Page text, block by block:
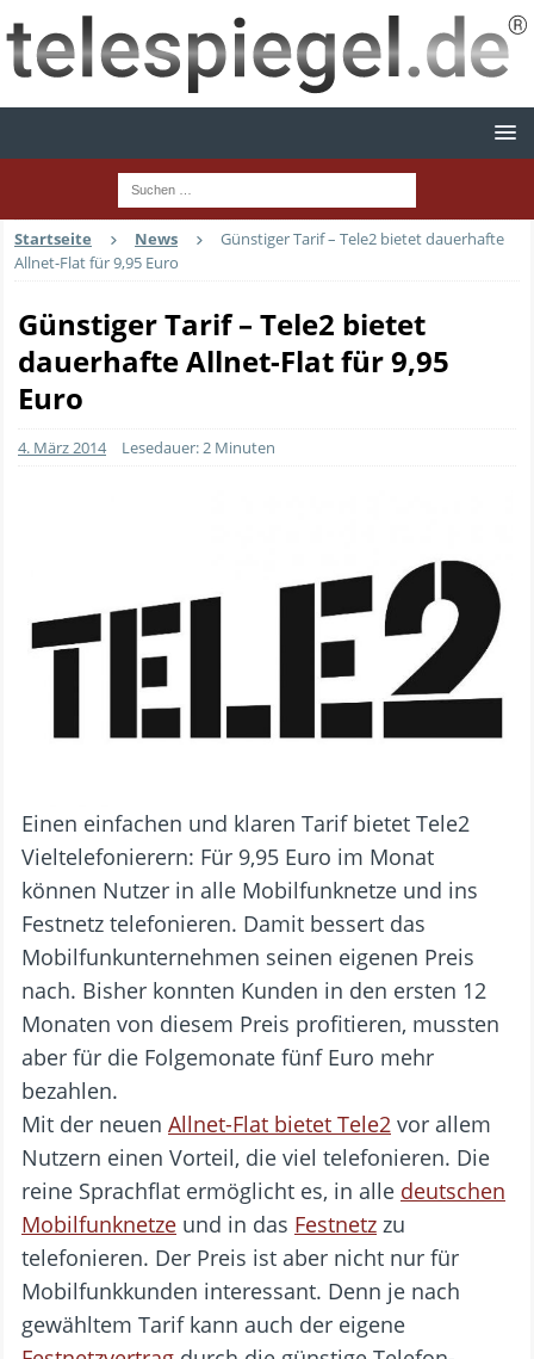
Startseite News
Günstiger Tarif – Tele2 bietet dauerhafte
Allnet-Flat für 9,95 Euro
Günstiger Tarif – Tele2 bietet
dauerhafte Allnet-Flat für 9,95
Euro
4. März 2014 Lesedauer: 2 Minuten
Einen einfachen und klaren Tarif bietet Tele2
Vieltelefonierern: Für 9,95 Euro im Monat
können Nutzer in alle Mobilfunknetze und ins
Festnetz telefonieren. Damit bessert das
Mobilfunkunternehmen seinen eigenen Preis
nach. Bisher konnten Kunden in den ersten 12
Monaten von diesem Preis profitieren, mussten
aber für die Folgemonate fünf Euro mehr
bezahlen.
Mit der neuen Allnet-Flat bietet Tele2 vor allem
Nutzern einen Vorteil, die viel telefonieren. Die
reine Sprachflat ermöglicht es, in alle deutschen
Mobilfunknetze und in das Festnetz zu
telefonieren. Der Preis ist aber nicht nur für
Mobilfunkkunden interessant. Denn je nach
gewähltem Tarif kann auch der eigene